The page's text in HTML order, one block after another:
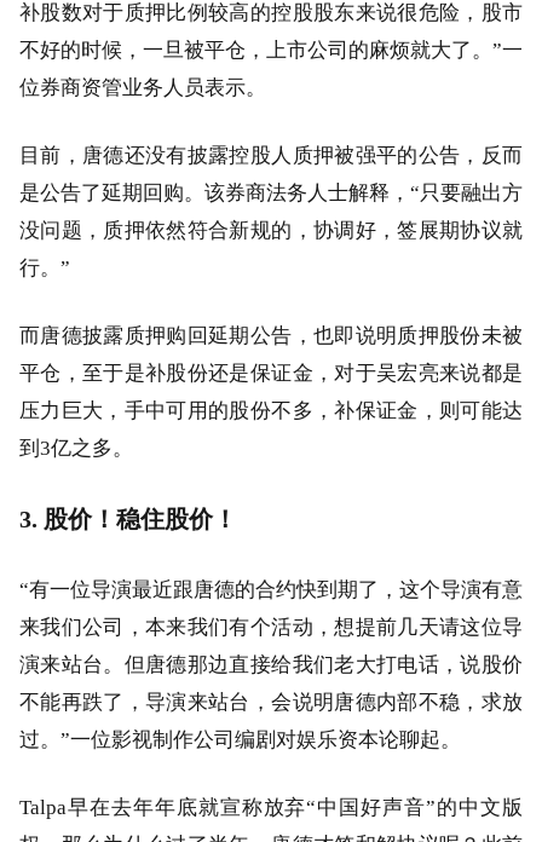
补股数对于质押比例较高的控股股东来说很危险，股市
不好的时候，一旦被平仓，上市公司的麻烦就大了。”一
位券商资管业务人员表示。
目前，唐德还没有披露控股人质押被强平的公告，反而
是公告了延期回购。该券商法务人士解释，“只要融出方
没问题，质押依然符合新规的，协调好，签展期协议就
行。”
而唐德披露质押购回延期公告，也即说明质押股份未被
平仓，至于是补股份还是保证金，对于吴宏亮来说都是
压力巨大，手中可用的股份不多，补保证金，则可能达
到3亿之多。
3. 股价！稳住股价！
“有一位导演最近跟唐德的合约快到期了，这个导演有意
来我们公司，本来我们有个活动，想提前几天请这位导
演来站台。但唐德那边直接给我们老大打电话，说股价
不能再跌了，导演来站台，会说明唐德内部不稳，求放
过。”一位影视制作公司编剧对娱乐资本论聊起。
Talpa早在去年年底就宣称放弃“中国好声音”的中文版